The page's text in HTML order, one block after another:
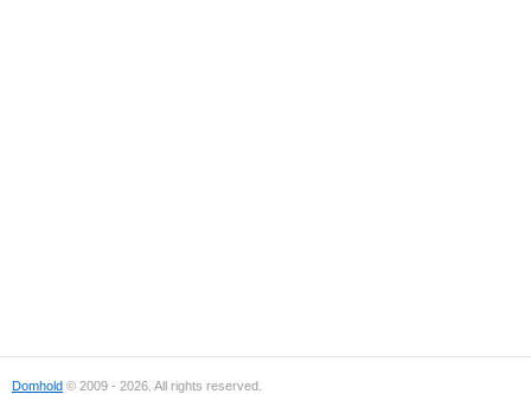
Domhold © 2009 - 2026. All rights reserved.